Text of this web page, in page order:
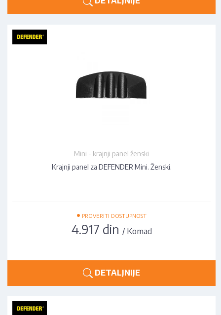
Mini - krajnji panel ženski
Krajnji panel za DEFENDER Mini. Ženski.
• PROVERITI DOSTUPNOST
4.917 din / Komad
DETALJNIJE